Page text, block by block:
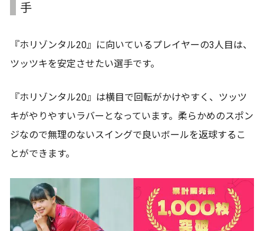
手
『ホリゾンタル20』に向いているプレイヤーの3人目は、
ツッツキを安定させたい選手です。
『ホリゾンタル20』は横目で回転がかけやすく、ツッツ
キがやりやすいラバーとなっています。柔らかめのスポン
ジなので無理のないスイングで良いボールを返球するこ
とができます。